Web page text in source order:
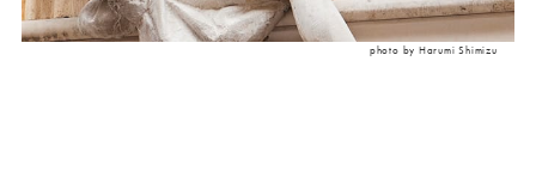
photo by Harumi Shimizu